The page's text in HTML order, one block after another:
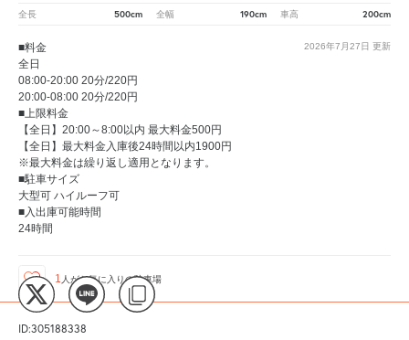
全長 500cm 全幅 190cm 車高 200cm
2026年7月27日 更新
■料金
全日
08:00-20:00 20分/220円
20:00-08:00 20分/220円
■上限料金
【全日】20:00～8:00以内 最大料金500円
【全日】最大料金入庫後24時間以内1900円
※最大料金は繰り返し適用となります。
■駐車サイズ
大型可 ハイルーフ可
■入出庫可能時間
24時間
1 人がお気に入りの駐車場
ID:305188338